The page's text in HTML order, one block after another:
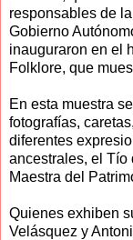
responsables de
Gobierno
inauguraron en el
Folklore, que
En esta muestra
fotografías,
diferentes
ancestrales, el Tío
Maestra del
Quienes exhiben
Velásquez y